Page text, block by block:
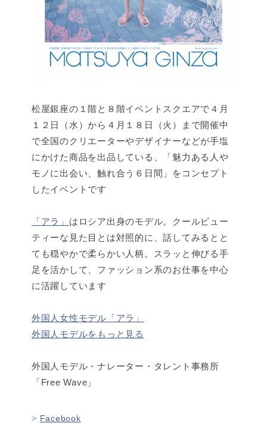
松屋銀座の１階と８階イベントスクエアで４月
１２日（水）から４月１８日（火）まで開催中
で全国のクリエーターやデザイナーなどが手塩
にかけた商品を出品している、「魅力ある人や
モノに出会い、触れ合う６日間」をコンセプト
したイベントです
「アラ」 はロシア出身のモデル。クールビュー
ティーな見た目とは対照的に、話してみるとと
ても穏やかで柔らかい人柄。スラッと伸びる手
足を活かして、ファッション系のお仕事を中心
に活躍しています
外国人女性モデル「アラ」
外国人モデルをもっと見る
外国人モデル・ナレーター・タレント事務所
「Free Wave」
Facebook